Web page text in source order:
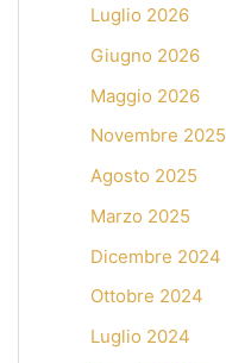
Luglio 2026
Giugno 2026
Maggio 2026
Novembre 2025
Agosto 2025
Marzo 2025
Dicembre 2024
Ottobre 2024
Luglio 2024